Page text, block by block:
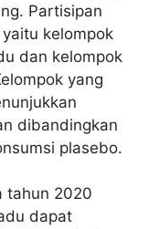
Partisipan
kelompok
dan kelompok
yang
dibandingkan
plasebo.
tahun 2020
dapat